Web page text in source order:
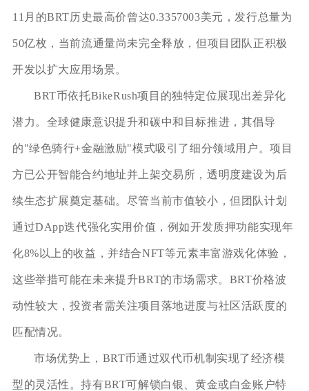
11月的BRT历史最高价曾达0.3357003美元，发行总量为
50亿枚，当前流通量尚未完全释放，但项目团队正积极
开发以扩大应用场景。
BRT币依托BikeRush项目的独特定位展现出差异化
潜力。全球健康意识提升和碳中和目标推进，其倡导
的"绿色骑行+金融激励"模式吸引了细分领域用户。项目
方已公开智能合约地址并上架交易所，透明度建设为后
续生态扩展奠定基础。尽管当前市值较小，但团队计划
通过DApp迭代强化实用价值，例如开发质押功能实现年
化8%以上的收益，并结合NFT等元素丰富游戏化体验，
这些举措可能在未来提升BRT的市场需求。BRT价格波
动性较大，投资者需关注项目落地进度与社区活跃度的
匹配情况。
市场优势上，BRT币通过双代币机制实现了经济模
型的灵活性。持有BRT可解锁白银、黄金或白金账户特